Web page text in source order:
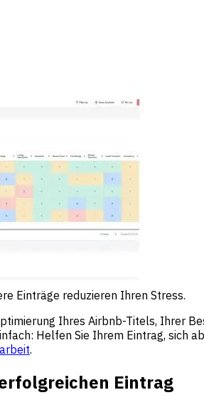
Einträge reduzieren Ihren Stress.
Ihres Airbnb-Titels, Ihrer
Helfen Sie Ihrem Eintrag, sich
.
Eintrag